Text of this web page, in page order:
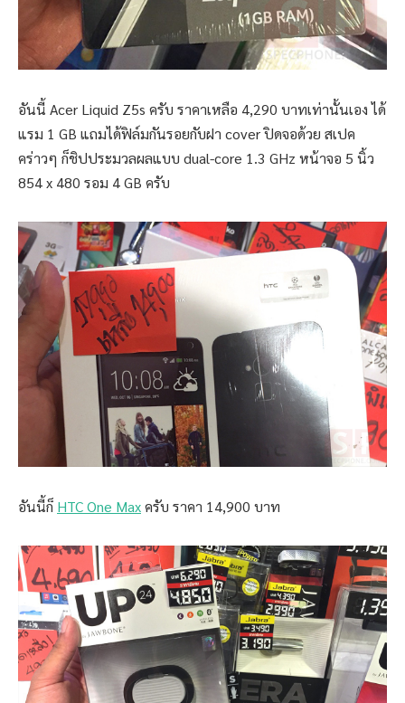
อันนี้ Acer Liquid Z5s ครับ ราคาเหลือ 4,290 บาทเท่านั้นเอง ได้
แรม 1 GB แถมได้ฟิล์มกันรอยกับฝา cover ปิดจอด้วย สเปค
คร่าวๆ ก็ชิปประมวลผลแบบ dual-core 1.3 GHz หน้าจอ 5 นิ้ว
854 x 480 รอม 4 GB ครับ
อันนี้ก็ HTC One Maxครับ ราคา 14,900 บาท